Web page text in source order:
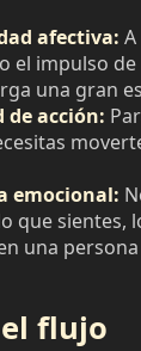
afectiva:
el impulso
una gran
de acción:
emocional:
que sientes,
una
flujo